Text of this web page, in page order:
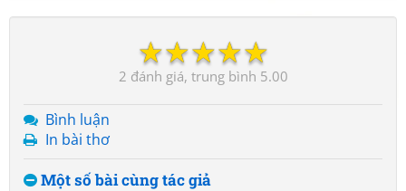
☆
☆
☆
☆
☆
2 5.00
Bình luận
In bài thơ
Một số bài cùng tác giả